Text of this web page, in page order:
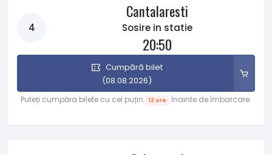
4
Cantalaresti
Sosire in statie
20:50
Cumpără bilet
(08.08.2026)
Puteți cumpăra bilete cu cel puțin 12 ore înainte de îmbarcare.